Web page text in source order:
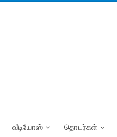
வீடியோஸ் தொடர்கள்